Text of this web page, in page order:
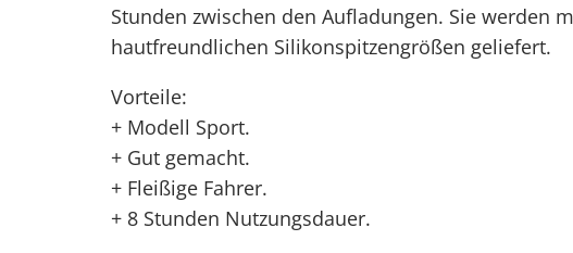
Stunden zwischen den Aufladungen. Sie werden
hautfreundlichen Silikonspitzengrößen geliefert.
Vorteile:
+ Modell Sport.
+ Gut gemacht.
+ Fleißige Fahrer.
+ 8 Stunden Nutzungsdauer.